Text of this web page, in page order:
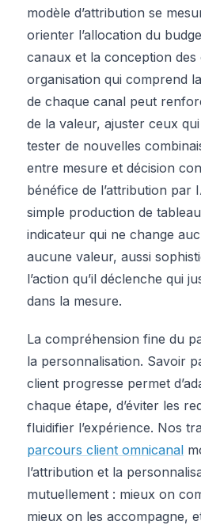
modèle d’attribution se
orienter l’allocation du
canaux et la conception des
organisation qui comprend
de chaque canal peut
de la valeur, ajuster ceux
tester de nouvelles
entre mesure et décision
bénéfice de l’attribution par
simple production de
indicateur qui ne change
aucune valeur, aussi
l’action qu’il déclenche qui
dans la mesure.
La compréhension fine du
la personnalisation. Savoir
client progresse permet
chaque étape, d’éviter les
fluidifier l’expérience. Nos
parcours client omnicanal
l’attribution et la
mutuellement : mieux on
mieux on les accompagne,